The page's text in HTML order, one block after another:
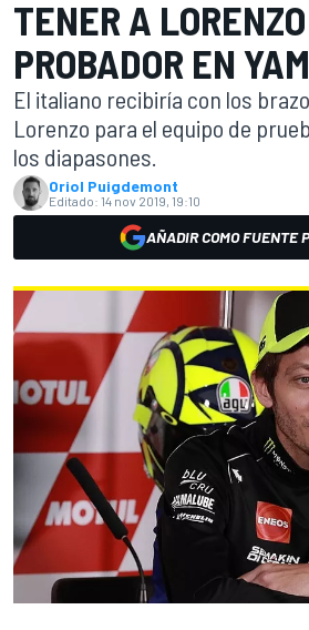
TENER A
PROBADOR EN
El italiano recibiría con los
Lorenzo para el equipo de
los diapasones.
Oriol Puigdemont
Editado: 14 nov 2019, 19:10
AÑADIR COMO FUENTE